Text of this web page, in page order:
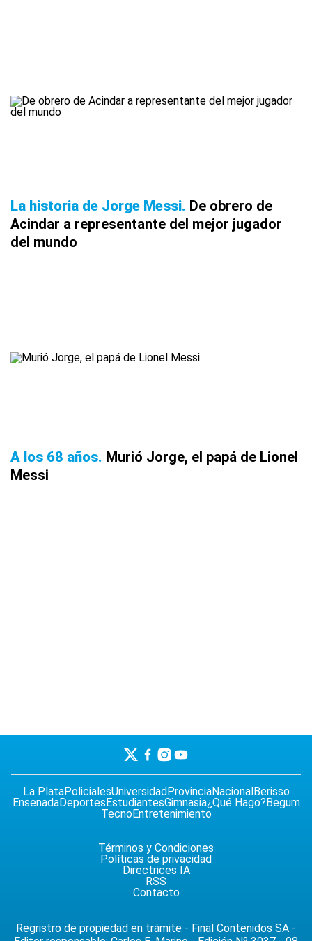
La historia de Jorge Messi De obrero de
Acindar a representante del mejor jugador
del mundo
A los 68 años Murió Jorge, el papá de Lionel
Messi
La PlataPolicialesUniversidadProvinciaNacionalBerisso
EnsenadaDeportesEstudiantesGimnasia¿Qué Hago?Begum
TecnoEntretenimiento
Términos y Condiciones
Políticas de privacidad
Directrices IA
RSS
Contacto
Regristro de propiedad en trámite - Final Contenidos SA -